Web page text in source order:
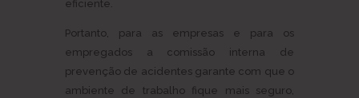
eficiente.
Portanto, para as empresas e para os
empregados a comissão interna de
prevenção de acidentes garante com que o
ambiente de trabalho fique mais seguro,